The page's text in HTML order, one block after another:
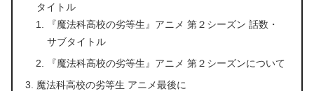
タイトル
『魔法科高校の劣等生』アニメ 第２シーズン 話数・
サブタイトル
『魔法科高校の劣等生』アニメ 第２シーズンについて
魔法科高校の劣等生 アニメ最後に